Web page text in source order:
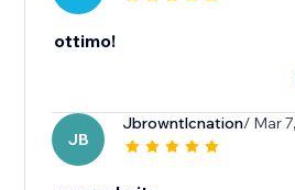
ottimo!
JB
Jbrowntlcnation/ Mar